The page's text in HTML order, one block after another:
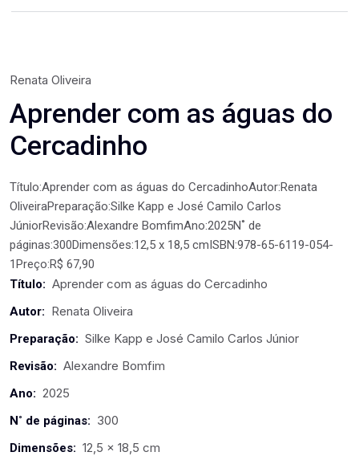
Renata Oliveira
Aprender com as águas do
Cercadinho
Título:Aprender com as águas do CercadinhoAutor:Renata
OliveiraPreparação:Silke Kapp e José Camilo Carlos
JúniorRevisão:Alexandre BomfimAno:2025N˚ de
páginas:300Dimensões:12,5 x 18,5 cmISBN:978-65-6119-054-
1Preço:R$ 67,90
Título: Aprender com as águas do Cercadinho
Autor: Renata Oliveira
Preparação: Silke Kapp e José Camilo Carlos Júnior
Revisão: Alexandre Bomfim
Ano: 2025
N˚ de páginas: 300
Dimensões: 12,5 x 18,5 cm